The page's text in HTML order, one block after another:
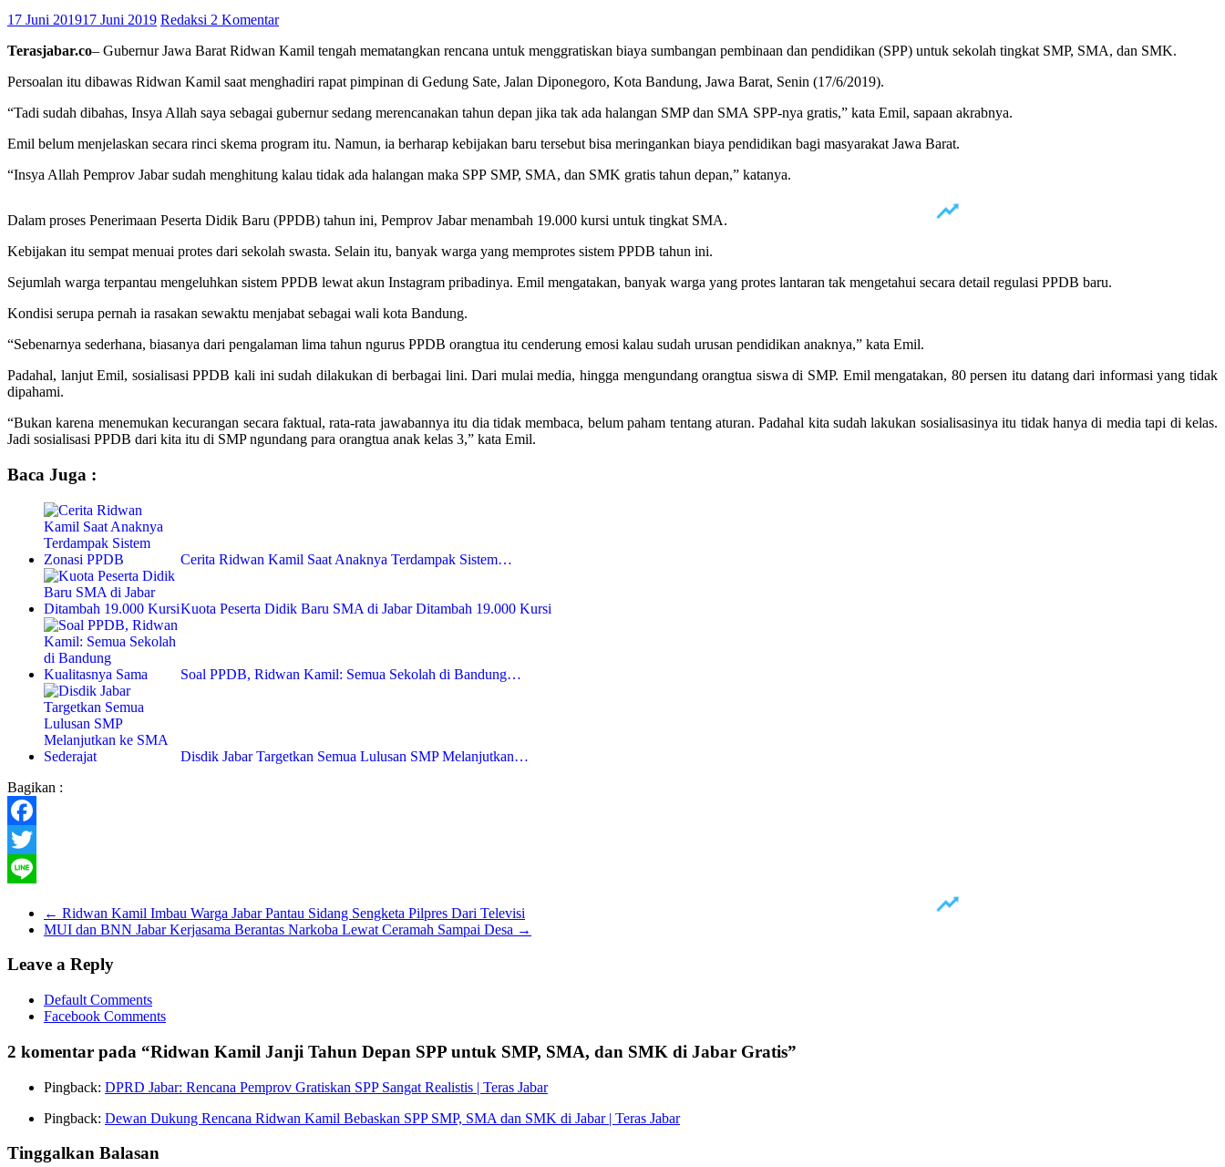
17 Juni 201917 Juni 2019 Redaksi 2 Komentar
Terasjabar.co– Gubernur Jawa Barat Ridwan Kamil tengah mematangkan rencana untuk menggratiskan biaya sumbangan pembinaan dan pendidikan (SPP) untuk sekolah tingkat SMP, SMA, dan SMK.
Persoalan itu dibawas Ridwan Kamil saat menghadiri rapat pimpinan di Gedung Sate, Jalan Diponegoro, Kota Bandung, Jawa Barat, Senin (17/6/2019).
“Tadi sudah dibahas, Insya Allah saya sebagai gubernur sedang merencanakan tahun depan jika tak ada halangan SMP dan SMA SPP-nya gratis,” kata Emil, sapaan akrabnya.
Emil belum menjelaskan secara rinci skema program itu. Namun, ia berharap kebijakan baru tersebut bisa meringankan biaya pendidikan bagi masyarakat Jawa Barat.
“Insya Allah Pemprov Jabar sudah menghitung kalau tidak ada halangan maka SPP SMP, SMA, dan SMK gratis tahun depan,” katanya.
Dalam proses Penerimaan Peserta Didik Baru (PPDB) tahun ini, Pemprov Jabar menambah 19.000 kursi untuk tingkat SMA.
Kebijakan itu sempat menuai protes dari sekolah swasta. Selain itu, banyak warga yang memprotes sistem PPDB tahun ini.
Sejumlah warga terpantau mengeluhkan sistem PPDB lewat akun Instagram pribadinya. Emil mengatakan, banyak warga yang protes lantaran tak mengetahui secara detail regulasi PPDB baru.
Kondisi serupa pernah ia rasakan sewaktu menjabat sebagai wali kota Bandung.
“Sebenarnya sederhana, biasanya dari pengalaman lima tahun ngurus PPDB orangtua itu cenderung emosi kalau sudah urusan pendidikan anaknya,” kata Emil.
Padahal, lanjut Emil, sosialisasi PPDB kali ini sudah dilakukan di berbagai lini. Dari mulai media, hingga mengundang orangtua siswa di SMP. Emil mengatakan, 80 persen itu datang dari informasi yang tidak
dipahami.
“Bukan karena menemukan kecurangan secara faktual, rata-rata jawabannya itu dia tidak membaca, belum paham tentang aturan. Padahal kita sudah lakukan sosialisasinya itu tidak hanya di media tapi di kelas.
Jadi sosialisasi PPDB dari kita itu di SMP ngundang para orangtua anak kelas 3,” kata Emil.
Baca Juga :
Cerita Ridwan Kamil Saat Anaknya Terdampak Sistem…
Kuota Peserta Didik Baru SMA di Jabar Ditambah 19.000 Kursi
Soal PPDB, Ridwan Kamil: Semua Sekolah di Bandung…
Disdik Jabar Targetkan Semua Lulusan SMP Melanjutkan…
Bagikan :
Facebook
Twitter
← Ridwan Kamil Imbau Warga Jabar Pantau Sidang Sengketa Pilpres Dari Televisi
MUI dan BNN Jabar Kerjasama Berantas Narkoba Lewat Ceramah Sampai Desa →
Leave a Reply
Default Comments
Facebook Comments
2 komentar pada “Ridwan Kamil Janji Tahun Depan SPP untuk SMP, SMA, dan SMK di Jabar Gratis”
Pingback: DPRD Jabar: Rencana Pemprov Gratiskan SPP Sangat Realistis | Teras Jabar
Pingback: Dewan Dukung Rencana Ridwan Kamil Bebaskan SPP SMP, SMA dan SMK di Jabar | Teras Jabar
Tinggalkan Balasan